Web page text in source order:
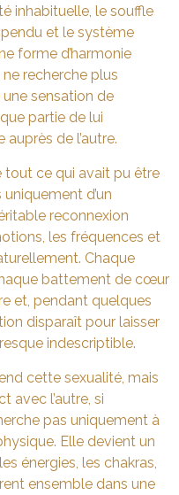
inhabituelle, le souffle
et le système
forme d’harmonie
recherche plus
sensation de
partie de lui
de l’autre.
tout ce qui avait pu être
d’un
reconnexion
les fréquences et
Chaque
battement de cœur
et, pendant quelques
disparaît pour laisser
indescriptible.
cette sexualité, mais
avec l’autre, si
pas uniquement à
Elle devient un
énergies, les chakras,
ensemble dans une